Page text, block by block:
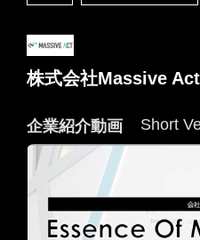
通
メール通知
株式会社Massive Act
企業紹介動画 Short
にはプロフィール画像
会員